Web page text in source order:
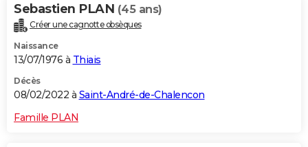
Sebastien PLAN (45 ans)
Créer une cagnotte obsèques
Naissance
13/07/1976 à Thiais
Décès
08/02/2022 à Saint-André-de-Chalencon
Famille PLAN